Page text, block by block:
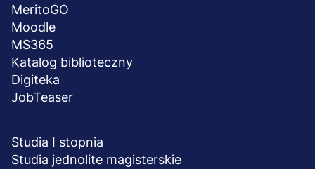
MeritoGO
Moodle
MS365
Katalog biblioteczny
Digiteka
JobTeaser
Studia I stopnia
Studia jednolite magisterskie